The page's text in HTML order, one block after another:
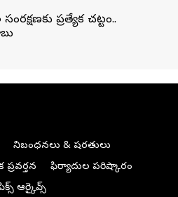
ప్రత్యేక చట్టం..
నిబంధనలు & షరతులు
ప్రవర్తన
ఫిర్యాదుల పరిష్కారం
ఆర్కైవ్స్